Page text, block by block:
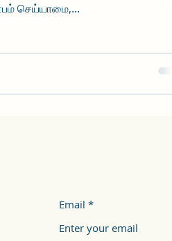
செய்யாமை,...
Email